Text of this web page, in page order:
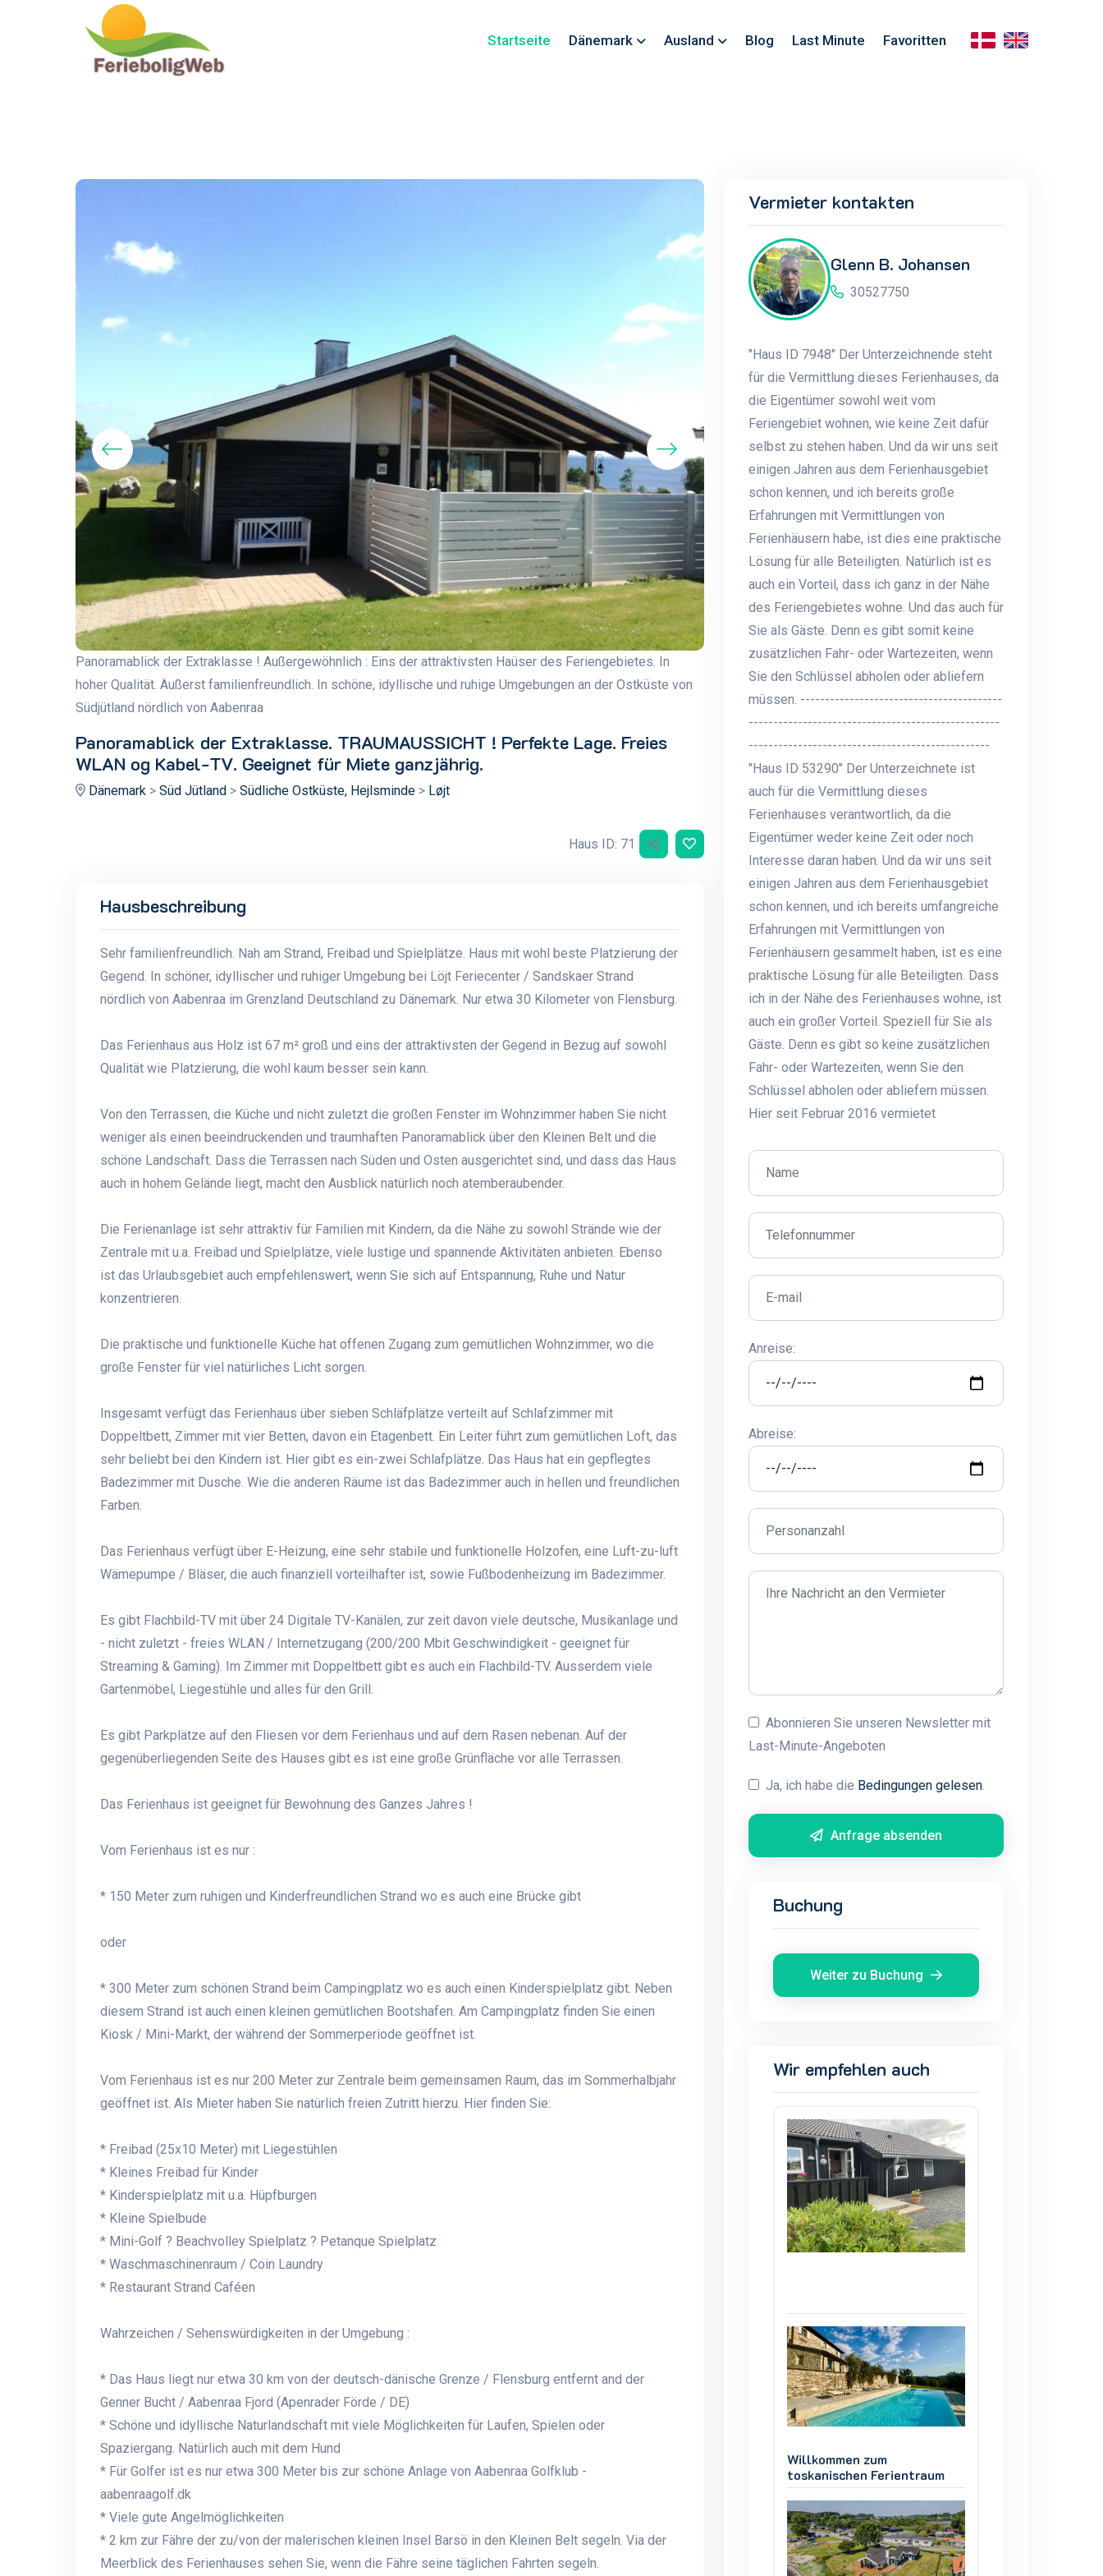
Startseite Dänemark Ausland Blog Last Minute Favoritten
Panoramablick der Extraklasse ! Außergewöhnlich : Eins der attraktivsten Haüser des Feriengebietes. In
hoher Qualität. Äußerst familienfreundlich. In schöne, idyllische und ruhige Umgebungen an der Ostküste von
Südjütland nördlich von Aabenraa
Meerblick über Kleine Belt : Vom Ferienhaus und alle Terrassen
traumhaften Blick auf den Kleinen Belt und schöne Naturgebiete. Die
Panoramablick der Extraklasse. TRAUMAUSSICHT ! Perfekte Lage. Freies
WLAN og Kabel-TV. Geeignet für Miete ganzjährig.
Dänemark> Süd Jütland> Südliche Ostküste, Hejlsminde> Løjt
Haus ID: 71
Hausbeschreibung
Sehr familienfreundlich. Nah am Strand, Freibad und Spielplätze. Haus mit wohl beste Platzierung der
Gegend. In schöner, idyllischer und ruhiger Umgebung bei Löjt Feriecenter / Sandskaer Strand
nördlich von Aabenraa im Grenzland Deutschland zu Dänemark. Nur etwa 30 Kilometer von Flensburg.
Das Ferienhaus aus Holz ist 67 m² groß und eins der attraktivsten der Gegend in Bezug auf sowohl
Qualität wie Platzierung, die wohl kaum besser sein kann.
Von den Terrassen, die Küche und nicht zuletzt die großen Fenster im Wohnzimmer haben Sie nicht
weniger als einen beeindruckenden und traumhaften Panoramablick über den Kleinen Belt und die
schöne Landschaft. Dass die Terrassen nach Süden und Osten ausgerichtet sind, und dass das Haus
auch in hohem Gelände liegt, macht den Ausblick natürlich noch atemberaubender.
Die Ferienanlage ist sehr attraktiv für Familien mit Kindern, da die Nähe zu sowohl Strände wie der
Zentrale mit u.a. Freibad und Spielplätze, viele lustige und spannende Aktivitäten anbieten. Ebenso
ist das Urlaubsgebiet auch empfehlenswert, wenn Sie sich auf Entspannung, Ruhe und Natur
konzentrieren.
Die praktische und funktionelle Küche hat offenen Zugang zum gemütlichen Wohnzimmer, wo die
große Fenster für viel natürliches Licht sorgen.
Insgesamt verfügt das Ferienhaus über sieben Schläfplätze verteilt auf Schlafzimmer mit
Doppeltbett, Zimmer mit vier Betten, davon ein Etagenbett. Ein Leiter führt zum gemütlichen Loft, das
sehr beliebt bei den Kindern ist. Hier gibt es ein-zwei Schlafplätze. Das Haus hat ein gepflegtes
Badezimmer mit Dusche. Wie die anderen Räume ist das Badezimmer auch in hellen und freundlichen
Farben.
Das Ferienhaus verfügt über E-Heizung, eine sehr stabile und funktionelle Holzofen, eine Luft-zu-luft
Wämepumpe / Bläser, die auch finanziell vorteilhafter ist, sowie Fußbodenheizung im Badezimmer.
Es gibt Flachbild-TV mit über 24 Digitale TV-Kanälen, zur zeit davon viele deutsche, Musikanlage und
- nicht zuletzt - freies WLAN / Internetzugang (200/200 Mbit Geschwindigkeit - geeignet für
Streaming & Gaming). Im Zimmer mit Doppeltbett gibt es auch ein Flachbild-TV. Ausserdem viele
Gartenmöbel, Liegestühle und alles für den Grill.
Es gibt Parkplätze auf den Fliesen vor dem Ferienhaus und auf dem Rasen nebenan. Auf der
gegenüberliegenden Seite des Hauses gibt es ist eine große Grünfläche vor alle Terrassen.
Das Ferienhaus ist geeignet für Bewohnung des Ganzes Jahres !
Vom Ferienhaus ist es nur :
* 150 Meter zum ruhigen und Kinderfreundlichen Strand wo es auch eine Brücke gibt
oder
* 300 Meter zum schönen Strand beim Campingplatz wo es auch einen Kinderspielplatz gibt. Neben
diesem Strand ist auch einen kleinen gemütlichen Bootshafen. Am Campingplatz finden Sie einen
Kiosk / Mini-Markt, der während der Sommerperiode geöffnet ist.
Vom Ferienhaus ist es nur 200 Meter zur Zentrale beim gemeinsamen Raum, das im Sommerhalbjahr
geöffnet ist. Als Mieter haben Sie natürlich freien Zutritt hierzu. Hier finden Sie:
* Freibad (25x10 Meter) mit Liegestühlen
* Kleines Freibad für Kinder
* Kinderspielplatz mit u.a. Hüpfburgen
* Kleine Spielbude
* Mini-Golf ? Beachvolley Spielplatz ? Petanque Spielplatz
* Waschmaschinenraum / Coin Laundry
* Restaurant Strand Caféen
Wahrzeichen / Sehenswürdigkeiten in der Umgebung :
* Das Haus liegt nur etwa 30 km von der deutsch-dänische Grenze / Flensburg entfernt and der
Genner Bucht / Aabenraa Fjord (Apenrader Förde / DE)
* Schöne und idyllische Naturlandschaft mit viele Möglichkeiten für Laufen, Spielen oder
Spaziergang. Natürlich auch mit dem Hund
* Für Golfer ist es nur etwa 300 Meter bis zur schöne Anlage von Aabenraa Golfklub -
aabenraagolf.dk
* Viele gute Angelmöglichkeiten
* 2 km zur Fähre der zu/von der malerischen kleinen Insel Barsö in den Kleinen Belt segeln. Via der
Meerblick des Ferienhauses sehen Sie, wenn die Fähre seine täglichen Fahrten segeln.
Vermieter kontakten
Glenn B. Johansen
30527750
"Haus ID 7948" Der Unterzeichnende steht
für die Vermittlung dieses Ferienhauses, da
die Eigentümer sowohl weit vom
Feriengebiet wohnen, wie keine Zeit dafür
selbst zu stehen haben. Und da wir uns seit
einigen Jahren aus dem Ferienhausgebiet
schon kennen, und ich bereits große
Erfahrungen mit Vermittlungen von
Ferienhäusern habe, ist dies eine praktische
Lösung für alle Beteiligten. Natürlich ist es
auch ein Vorteil, dass ich ganz in der Nähe
des Feriengebietes wohne. Und das auch für
Sie als Gäste. Denn es gibt somit keine
zusätzlichen Fahr- oder Wartezeiten, wenn
Sie den Schlüssel abholen oder abliefern
müssen. -----------------------------------------
---------------------------------------------------
-------------------------------------------------
"Haus ID 53290" Der Unterzeichnete ist
auch für die Vermittlung dieses
Ferienhauses verantwortlich, da die
Eigentümer weder keine Zeit oder noch
Interesse daran haben. Und da wir uns seit
einigen Jahren aus dem Ferienhausgebiet
schon kennen, und ich bereits umfangreiche
Erfahrungen mit Vermittlungen von
Ferienhäusern gesammelt haben, ist es eine
praktische Lösung für alle Beteiligten. Dass
ich in der Nähe des Ferienhauses wohne, ist
auch ein großer Vorteil. Speziell für Sie als
Gäste. Denn es gibt so keine zusätzlichen
Fahr- oder Wartezeiten, wenn Sie den
Schlüssel abholen oder abliefern müssen.
Hier seit Februar 2016 vermietet
Anreise:
Abreise:
Abonnieren Sie unseren Newsletter mit
Last-Minute-Angeboten
Ja, ich habe die Bedingungen gelesen.
Anfrage absenden
Buchung
Weiter zu Buchung
Wir empfehlen auch
toskanischen Ferientraum
toskanischen Ferientraum
Willkommen zum
toskanischen Ferientraum